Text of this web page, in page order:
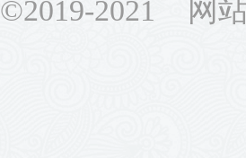
©2019-2021 网